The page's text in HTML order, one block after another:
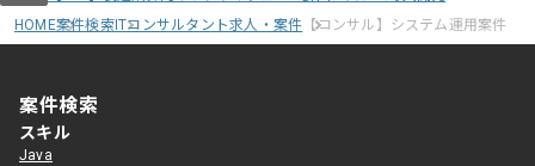
HOME案件検索ITコンサルタント求人・案件 【コンサル】システム運用案件
案件検索
スキル
Java